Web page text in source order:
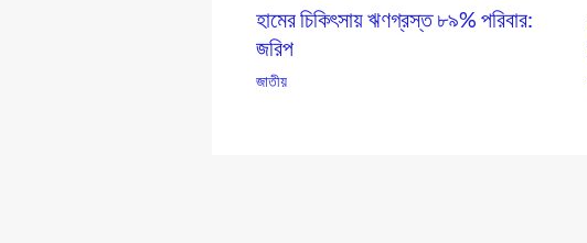
হামের চিকিৎসায় ঋণগ্রস্ত ৮৯% পরিবার:
জরিপ
জাতীয়